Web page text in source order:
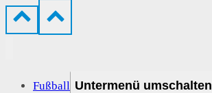
Fußball Untermenü umschalten